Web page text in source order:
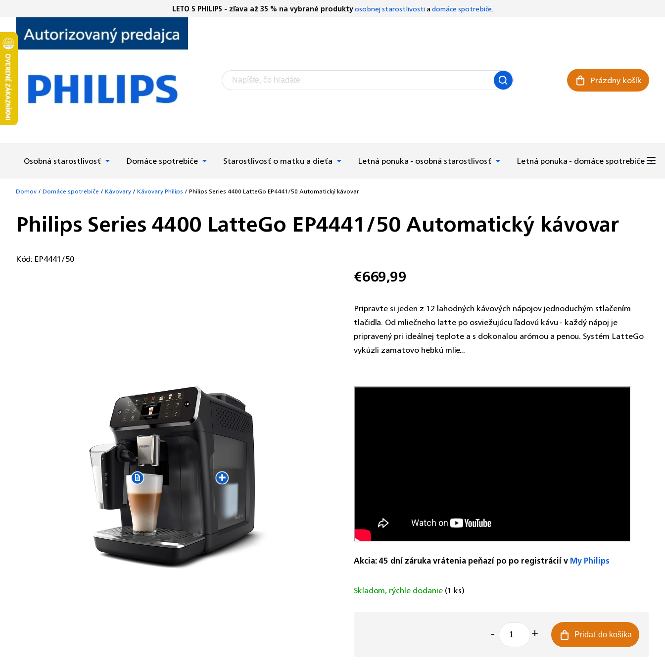
obsah
LETO S PHILIPS - zľava až 35 % na vybrané produktyosobnej starostlivostiadomáce spotrebiče.
Nákupný košík
Prázdny košík
Osobná starostlivosť Domáce spotrebiče Starostlivosť o matku a dieťa Letná ponuka - osobná starostlivosť Letná ponuka - domáce spotrebiče
Domov/Domáce spotrebiče /Kávovary/Kávovary Philips /Philips Series 4400 LatteGo EP4441/50 Automatický kávovar
Philips Series 4400 LatteGo EP4441/50 Automatický kávovar
Kód: EP4441/50
€669,99
cena:
Skladom, rýchle dodanie(1 ks)
Pridať do košíka
Pripravte si jeden z 12 lahodných kávových nápojov jednoduchým stlačením
tlačidla. Od mliečneho latte po osviežujúcu ľadovú kávu - každý nápoj je
pripravený pri ideálnej teplote a s dokonalou arómou a penou. Systém LatteGo
vykúzli zamatovo hebkú mlie...
Akcia: 45 dní záruka vrátenia peňazí po po registrácií vMy Philips